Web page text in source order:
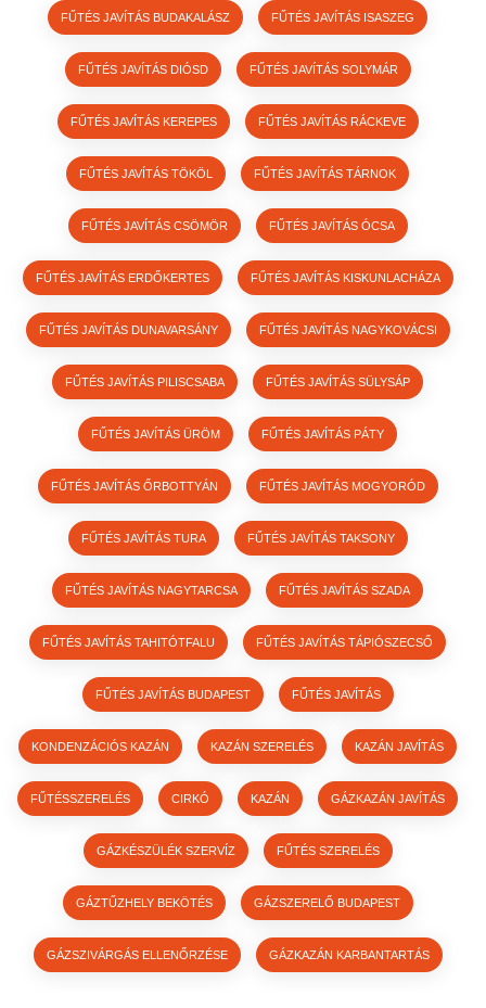
FŰTÉS JAVÍTÁS BUDAKALÁSZ FŰTÉS JAVÍTÁS ISASZEG
FŰTÉS JAVÍTÁS DIÓSD FŰTÉS JAVÍTÁS SOLYMÁR
FŰTÉS JAVÍTÁS KEREPES FŰTÉS JAVÍTÁS RÁCKEVE
FŰTÉS JAVÍTÁS TÖKÖL FŰTÉS JAVÍTÁS TÁRNOK
FŰTÉS JAVÍTÁS CSÖMÖR FŰTÉS JAVÍTÁS ÓCSA
FŰTÉS JAVÍTÁS ERDŐKERTES FŰTÉS JAVÍTÁS KISKUNLACHÁZA
FŰTÉS JAVÍTÁS DUNAVARSÁNY FŰTÉS JAVÍTÁS NAGYKOVÁCSI
FŰTÉS JAVÍTÁS PILISCSABA FŰTÉS JAVÍTÁS SÜLYSÁP
FŰTÉS JAVÍTÁS ÜRÖM FŰTÉS JAVÍTÁS PÁTY
FŰTÉS JAVÍTÁS ŐRBOTTYÁN FŰTÉS JAVÍTÁS MOGYORÓD
FŰTÉS JAVÍTÁS TURA FŰTÉS JAVÍTÁS TAKSONY
FŰTÉS JAVÍTÁS NAGYTARCSA FŰTÉS JAVÍTÁS SZADA
FŰTÉS JAVÍTÁS TAHITÓTFALU FŰTÉS JAVÍTÁS TÁPIÓSZECSŐ
FŰTÉS JAVÍTÁS BUDAPEST FŰTÉS JAVÍTÁS
KONDENZÁCIÓS KAZÁN KAZÁN SZERELÉS KAZÁN JAVÍTÁS
FŰTÉSSZERELÉS CIRKÓ KAZÁN GÁZKAZÁN JAVÍTÁS
GÁZKÉSZÜLÉK SZERVÍZ FŰTÉS SZERELÉS
GÁZTŰZHELY BEKÖTÉS GÁZSZERELŐ BUDAPEST
GÁZSZIVÁRGÁS ELLENŐRZÉSE GÁZKAZÁN KARBANTARTÁS